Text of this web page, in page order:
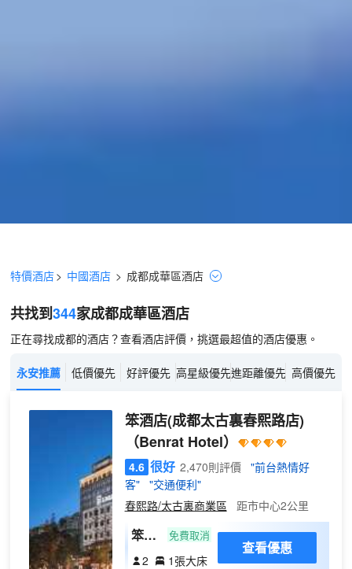
特價酒店> 中國酒店 > 成都成華區酒店
共找到344家成都成華區酒店
正在尋找成都的酒店？查看酒店評價，挑選最超值的酒店優惠。
永安推薦 低價優先 好評優先 高星級優先進距離優先 高價優先
笨酒店(成都太古裏春熙路店)
（Benrat Hotel）
4.6 很好 2,470則評價
"前台熱情好
客"
"交通便利"
春熙路/太古裏商業區
距市中心2公里
笨趣
大床
免費取消
2 1張大床
查看優惠